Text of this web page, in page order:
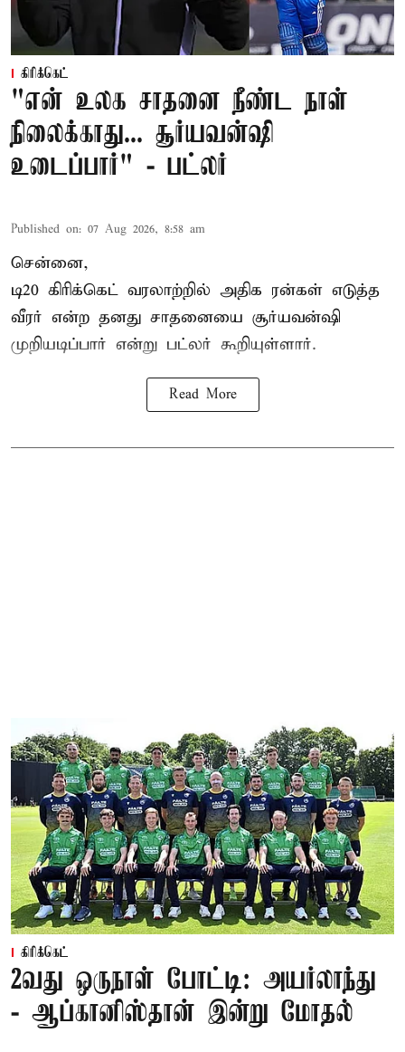
கிரிக்கெட்
"என் உலக சாதனை நீண்ட நாள்
நிலைக்காது... சூர்யவன்ஷி
உடைப்பார்" - பட்லர்
Published on: 07 Aug 2026, 8:58 am
சென்னை,
டி20 கிரிக்கெட் வரலாற்றில் அதிக ரன்கள் எடுத்த
வீரர் என்ற தனது சாதனையை சூர்யவன்ஷி
முறியடிப்பார் என்று பட்லர் கூறியுள்ளார்.
Read More
கிரிக்கெட்
2வது ஒருநாள் போட்டி: அயர்லாந்து
- ஆப்கானிஸ்தான் இன்று மோதல்